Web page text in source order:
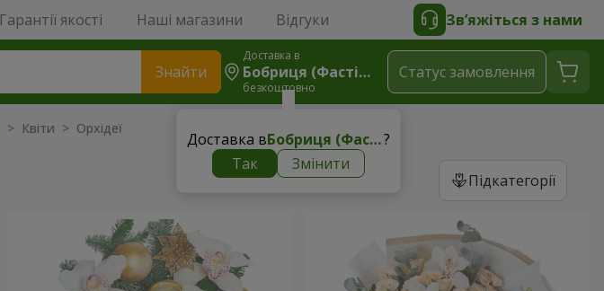
Гарантії якості Наші магазини Відгуки Зв’яжіться з нами
Знайти
Доставка в
Бобриця (Фастівський Р-Н)
безкоштовно
Доставка в Бобриця (Фастівський р-н)?
Так
Змінити
Статус замовлення
> Квіти > Орхідеї
Підкатегорії